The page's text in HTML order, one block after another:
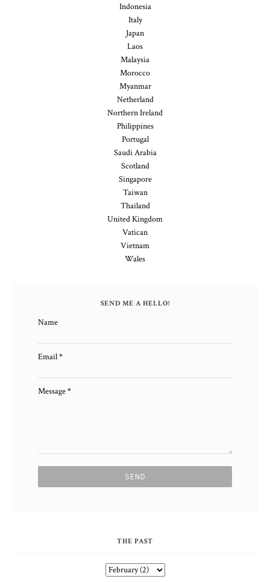
Indonesia
Italy
Japan
Laos
Malaysia
Morocco
Myanmar
Netherland
Northern Ireland
Philippines
Portugal
Saudi Arabia
Scotland
Singapore
Taiwan
Thailand
United Kingdom
Vatican
Vietnam
Wales
SEND ME A HELLO!
Name
Email*
Message*
THE PAST